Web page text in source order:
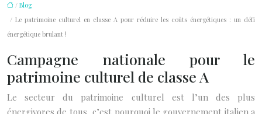
/ Blog
/ Le patrimoine culturel en classe A pour réduire les coûts énergétiques : un défi
énergétique brulant !
Campagne nationale pour le
patrimoine culturel de classe A
Le secteur du patrimoine culturel est l’un des plus
énergivores de tous, c’est pourquoi le gouvernement italien a